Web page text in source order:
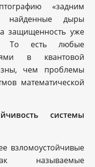
«задним
найденные дыры
защищенность уже
То есть любые
в квантовой
чем проблемы
математической
системы
взломоустойчивые
называемые